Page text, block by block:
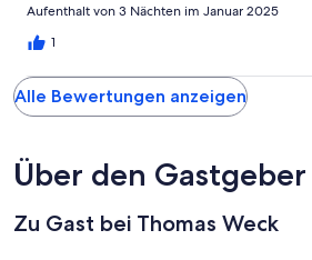
Aufenthalt von 3 Nächten im Januar 2025
1
Alle Bewertungen anzeigen
Über den Gastgeber
Zu Gast bei Thomas Weck